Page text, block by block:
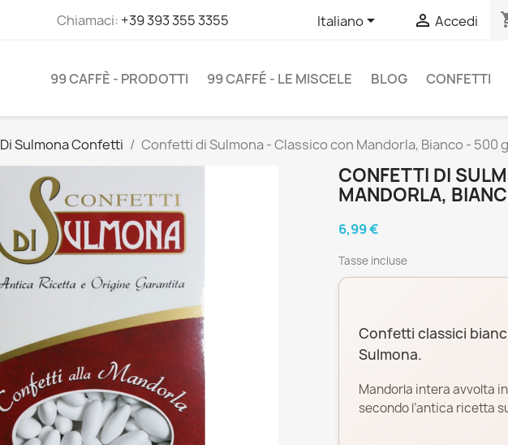
Chiamaci: +39 393 355 3355 Italiano  Accedi
99 CAFFÈ - PRODOTTI 99 CAFFÉ - LE MISCELE BLOG CONFETTI
Di Sulmona Confetti Confetti di Sulmona - Classico con Mandorla, Bianco - 500
CONFETTI DI
MANDORLA,
6,99 €
Tasse incluse
Confetti classici
Sulmona.
Mandorla intera avvolta
secondo l’antica ricetta